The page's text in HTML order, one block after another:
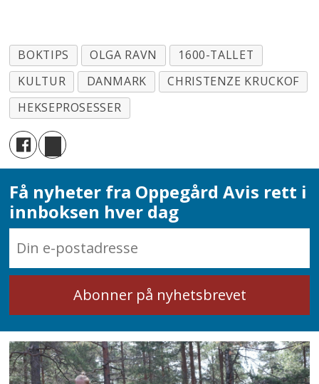
BOKTIPS OLGA RAVN
1600-TALLET
KULTUR
DANMARK
CHRISTENZE KRUCKOF
HEKSEPROSESSER
Få nyheter fra Oppegård Avis rett i
innboksen hver dag